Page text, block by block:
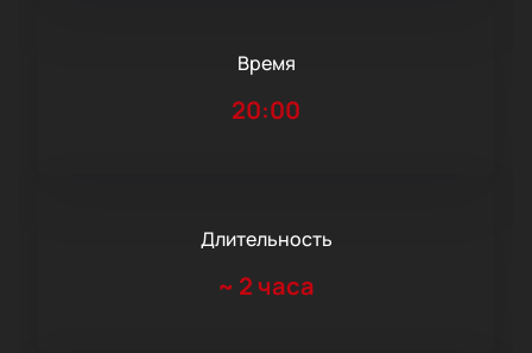
Время
20:00
Длительность
~ 2 часа